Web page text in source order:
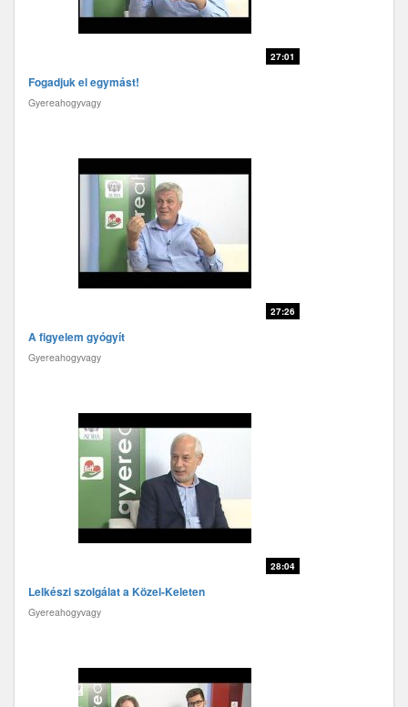
27:01
Fogadjuk el egymást!
Gyereahogyvagy
27:26
A figyelem gyógyít
Gyereahogyvagy
28:04
Lelkészi szolgálat a Közel-Keleten
Gyereahogyvagy